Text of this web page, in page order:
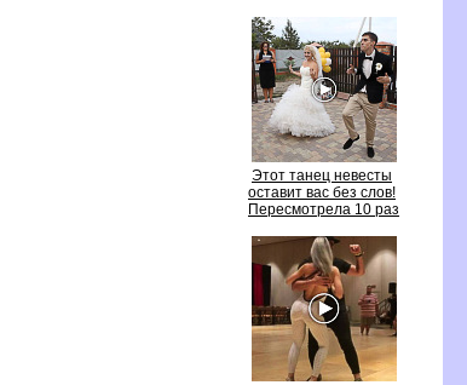
Этот танец невесты
оставит вас без слов!
Пересмотрела 10 раз